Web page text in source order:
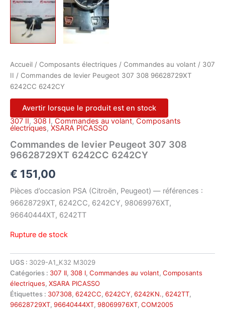
Accueil / Composants électriques / Commandes au volant / 307
II / Commandes de levier Peugeot 307 308 96628729XT
6242CC 6242CY
Avertir lorsque le produit est en stock
307 II, 308 I, Commandes au volant, Composants
électriques, XSARA PICASSO
Commandes de levier Peugeot 307 308
96628729XT 6242CC 6242CY
€ 151,00
Pièces d’occasion PSA (Citroën, Peugeot) — références :
96628729XT, 6242CC, 6242CY, 98069976XT,
96640444XT, 6242TT
Rupture de stock
UGS : 3029-A1_K32 M3029
Catégories : 307 II, 308 I, Commandes au volant, Composants
électriques, XSARA PICASSO
Étiquettes : 307308, 6242CC, 6242CY, 6242KN., 6242TT,
96628729XT, 96640444XT, 98069976XT, COM2005